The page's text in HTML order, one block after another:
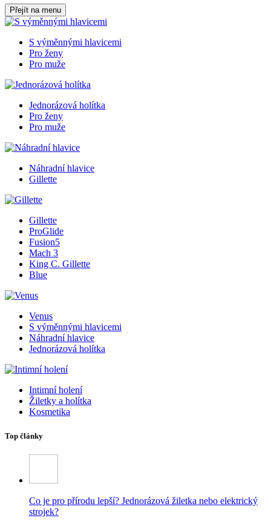
Přejít na menu
S výměnnými hlavicemi
Pro ženy
Pro muže
Jednorázová holítka
Pro ženy
Pro muže
Náhradní hlavice
Gillette
Gillette
ProGlide
Fusion5
Mach 3
King C. Gillette
Blue
Venus
S výměnnými hlavicemi
Náhradní hlavice
Jednorázová holítka
Intimní holení
Žiletky a holítka
Kosmetika
Top články
Co je pro přírodu lepší? Jednorázová žiletka nebo elektrický
strojek?